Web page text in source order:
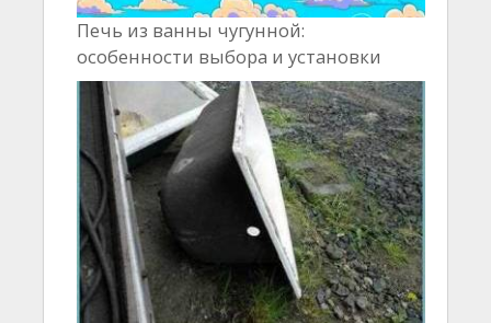
Печь из ванны чугунной:
особенности выбора и установки